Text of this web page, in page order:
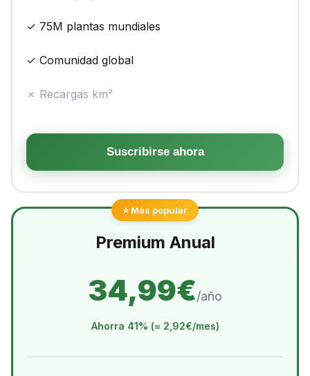
✓ 75M plantas mundiales
✓ Comunidad global
✗ Recargas km²
Suscribirse ahora
⭐ Más popular
Premium Anual
34,99€/año
Ahorra 41% (= 2,92€/mes)